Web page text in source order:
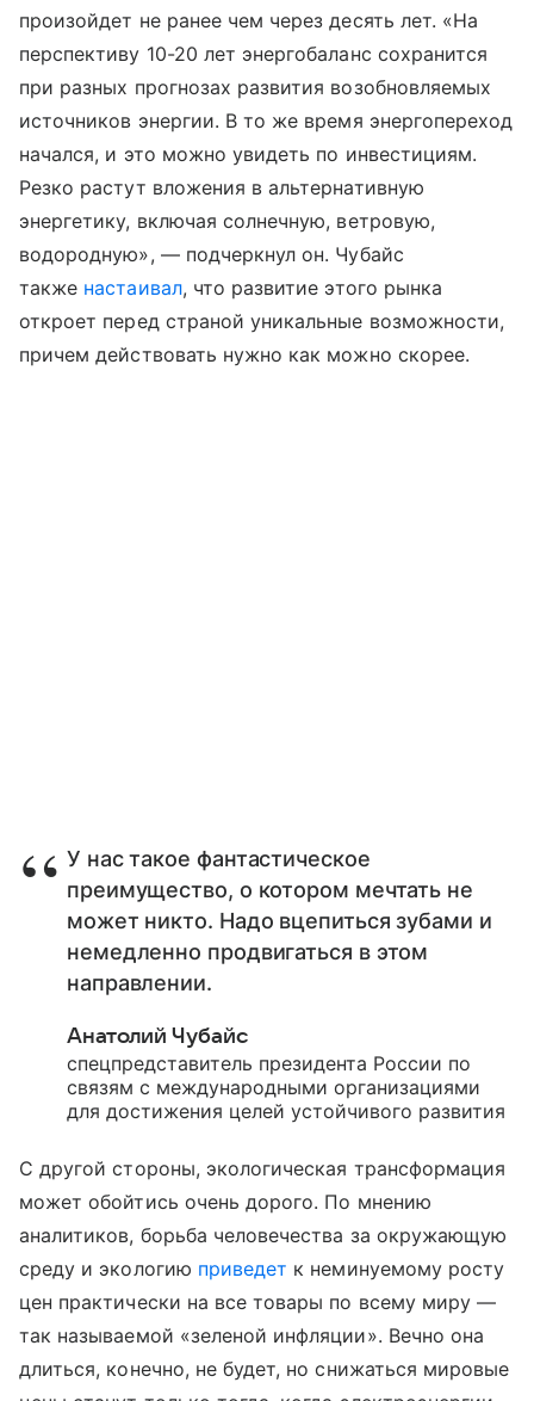
произойдет не ранее чем через десять лет. «На
перспективу 10-20 лет энергобаланс сохранится
при разных прогнозах развития возобновляемых
источников энергии. В то же время энергопереход
начался, и это можно увидеть по инвестициям.
Резко растут вложения в альтернативную
энергетику, включая солнечную, ветровую,
водородную», — подчеркнул он. Чубайс
также настаивал, что развитие этого рынка
откроет перед страной уникальные возможности,
причем действовать нужно как можно скорее.
У нас такое фантастическое
преимущество, о котором мечтать не
может никто. Надо вцепиться зубами и
немедленно продвигаться в этом
направлении.
Анатолий Чубайс
спецпредставитель президента России по
связям с международными организациями
для достижения целей устойчивого развития
С другой стороны, экологическая трансформация
может обойтись очень дорого. По мнению
аналитиков, борьба человечества за окружающую
среду и экологию приведет к неминуемому росту
цен практически на все товары по всему миру —
так называемой «зеленой инфляции». Вечно она
длиться, конечно, не будет, но снижаться мировые